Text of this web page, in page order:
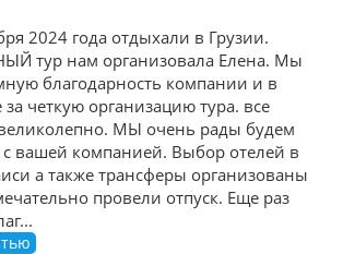
2024 года отдыхали в Грузии.
тур нам организовала Елена. Мы
благодарность компании и в
за четкую организацию тура. все
МЫ очень рады будем
с вашей компанией. Выбор отелей в
а также трансферы организованы
провели отпуск. Еще раз
...